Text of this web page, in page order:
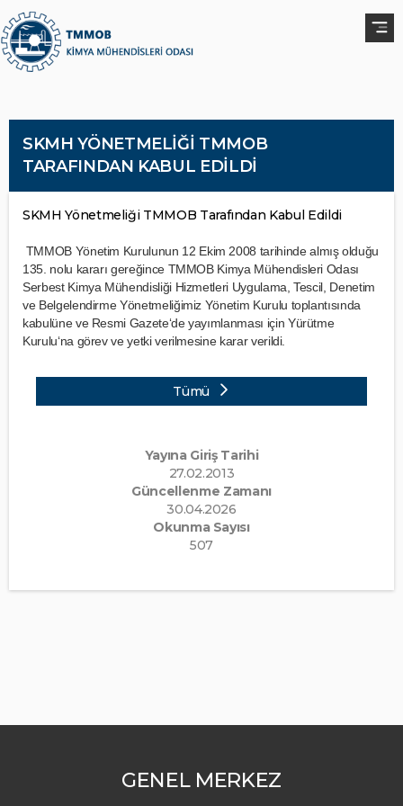
SKMH YÖNETMELİĞİ TMMOB
TARAFINDAN KABUL EDİLDİ
SKMH Yönetmeliği TMMOB Tarafından Kabul Edildi
TMMOB Yönetim Kurulunun 12 Ekim 2008 tarihinde almış olduğu
135. nolu kararı gereğince TMMOB Kimya Mühendisleri Odası
Serbest Kimya Mühendisliği Hizmetleri Uygulama, Tescil, Denetim
ve Belgelendirme Yönetmeliğimiz Yönetim Kurulu toplantısında
kabulüne ve Resmi Gazete‘de yayımlanması için Yürütme
Kurulu‘na görev ve yetki verilmesine karar verildi.
Tümü
Yayına Giriş Tarihi
27.02.2013
Güncellenme Zamanı
30.04.2026
Okunma Sayısı
507
GENEL MERKEZ